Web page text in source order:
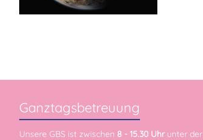
Ganztagsbetreuung
Unsere GBS ist zwischen 8 - 15.30 Uhrunter der